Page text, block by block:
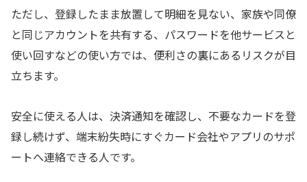
ただし、登録したまま放置して明細を見ない、家族や同僚
と同じアカウントを共有する、パスワードを他サービスと
使い回すなどの使い方では、便利さの裏にあるリスクが目
立ちます。
安全に使える人は、決済通知を確認し、不要なカードを登
録し続けず、端末紛失時にすぐカード会社やアプリのサポ
ートへ連絡できる人です。